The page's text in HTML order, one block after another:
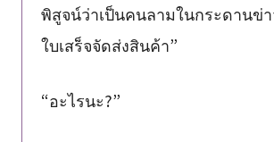
พิสูจน์ว่าเป็นคนลามในกระดานข่
ใบเสร็จจัดส่งสินค้า”
“อะไรนะ?”